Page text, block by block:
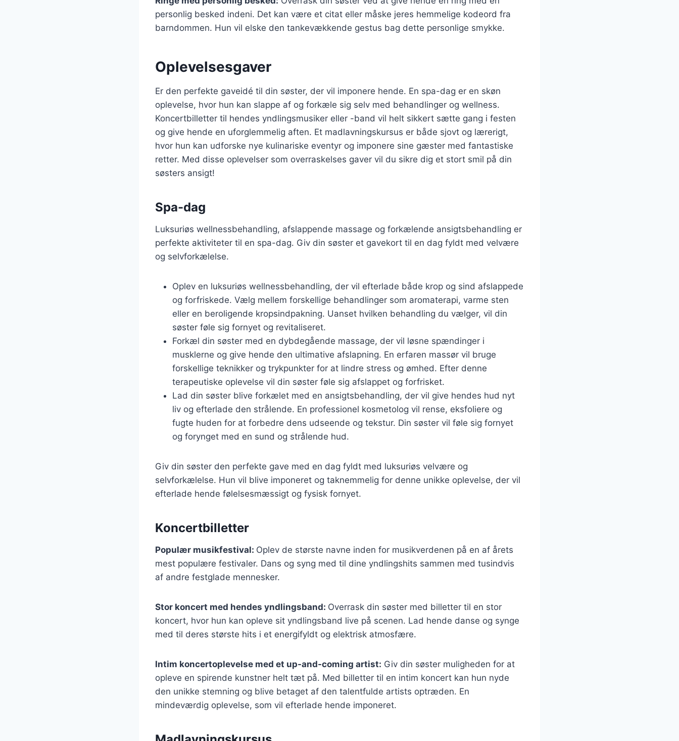
personlig besked indeni. Det kan være et citat eller måske jeres hemmelige kodeord fra
barndommen. Hun vil elske den tankevækkende gestus bag dette personlige smykke.
Oplevelsesgaver
Er den perfekte gaveidé til din søster, der vil imponere hende. En spa-dag er en skøn
oplevelse, hvor hun kan slappe af og forkæle sig selv med behandlinger og wellness.
Koncertbilletter til hendes yndlingsmusiker eller -band vil helt sikkert sætte gang i festen
og give hende en uforglemmelig aften. Et madlavningskursus er både sjovt og lærerigt,
hvor hun kan udforske nye kulinariske eventyr og imponere sine gæster med fantastiske
retter. Med disse oplevelser som overraskelses gaver vil du sikre dig et stort smil på din
søsters ansigt!
Spa-dag
Luksuriøs wellnessbehandling, afslappende massage og forkælende ansigtsbehandling er
perfekte aktiviteter til en spa-dag. Giv din søster et gavekort til en dag fyldt med velvære
og selvforkælelse.
Oplev en luksuriøs wellnessbehandling, der vil efterlade både krop og sind afslappede
og forfriskede. Vælg mellem forskellige behandlinger som aromaterapi, varme sten
eller en beroligende kropsindpakning. Uanset hvilken behandling du vælger, vil din
søster føle sig fornyet og revitaliseret.
Forkæl din søster med en dybdegående massage, der vil løsne spændinger i
musklerne og give hende den ultimative afslapning. En erfaren massør vil bruge
forskellige teknikker og trykpunkter for at lindre stress og ømhed. Efter denne
terapeutiske oplevelse vil din søster føle sig afslappet og forfrisket.
Lad din søster blive forkælet med en ansigtsbehandling, der vil give hendes hud nyt
liv og efterlade den strålende. En professionel kosmetolog vil rense, eksfoliere og
fugte huden for at forbedre dens udseende og tekstur. Din søster vil føle sig fornyet
og forynget med en sund og strålende hud.
Giv din søster den perfekte gave med en dag fyldt med luksuriøs velvære og
selvforkælelse. Hun vil blive imponeret og taknemmelig for denne unikke oplevelse, der vil
efterlade hende følelsesmæssigt og fysisk fornyet.
Koncertbilletter
Populær musikfestival: Oplev de største navne inden for musikverdenen på en af årets
mest populære festivaler. Dans og syng med til dine yndlingshits sammen med tusindvis
af andre festglade mennesker.
Stor koncert med hendes yndlingsband: Overrask din søster med billetter til en stor
koncert, hvor hun kan opleve sit yndlingsband live på scenen. Lad hende danse og synge
med til deres største hits i et energifyldt og elektrisk atmosfære.
Intim koncertoplevelse med et up-and-coming artist: Giv din søster muligheden for at
opleve en spirende kunstner helt tæt på. Med billetter til en intim koncert kan hun nyde
den unikke stemning og blive betaget af den talentfulde artists optræden. En
mindeværdig oplevelse, som vil efterlade hende imponeret.